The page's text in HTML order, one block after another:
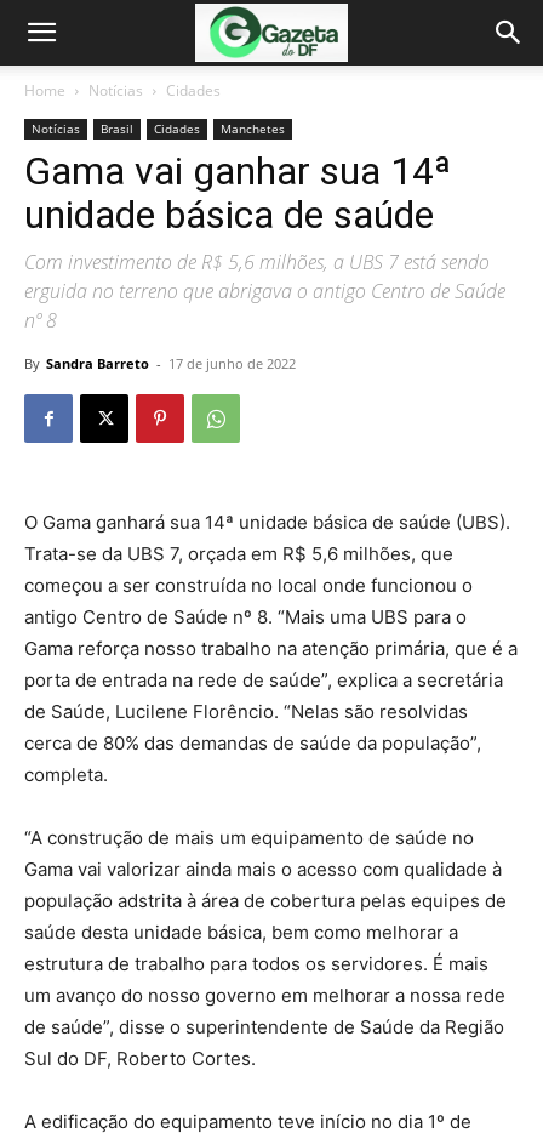
Home Notícias Cidades
Notícias Brasil Cidades Manchetes
Gama vai ganhar sua 14ª
unidade básica de saúde
Com investimento de R$ 5,6 milhões, a UBS 7 está sendo
erguida no terreno que abrigava o antigo Centro de Saúde
nº 8
By Sandra Barreto - 17 de junho de 2022
O Gama ganhará sua 14ª unidade básica de saúde (UBS).
Trata-se da UBS 7, orçada em R$ 5,6 milhões, que
começou a ser construída no local onde funcionou o
antigo Centro de Saúde nº 8. “Mais uma UBS para o
Gama reforça nosso trabalho na atenção primária, que é a
porta de entrada na rede de saúde”, explica a secretária
de Saúde, Lucilene Florêncio. “Nelas são resolvidas
cerca de 80% das demandas de saúde da população”,
completa.
“A construção de mais um equipamento de saúde no
Gama vai valorizar ainda mais o acesso com qualidade à
população adstrita à área de cobertura pelas equipes de
saúde desta unidade básica, bem como melhorar a
estrutura de trabalho para todos os servidores. É mais
um avanço do nosso governo em melhorar a nossa rede
de saúde”, disse o superintendente de Saúde da Região
Sul do DF, Roberto Cortes.
A edificação do equipamento teve início no dia 1º de